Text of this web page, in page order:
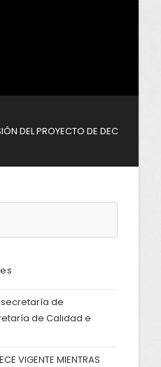
DEL PROYECTO DE DECISIÓN
de
de Calidad e
VIGENTE MIENTRAS